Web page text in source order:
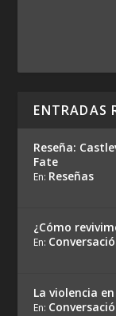
ENTRADAS
Reseña:
Fate
En: Reseñas
¿Cómo
En:
La violencia
En: